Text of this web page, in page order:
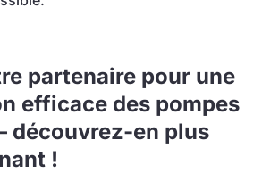
partenaire pour une
efficace des pompes
découvrez-en plus
!